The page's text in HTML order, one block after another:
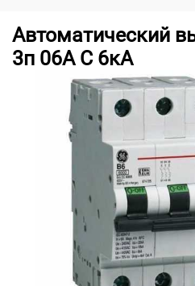
Автоматический
3п 06А С 6кА